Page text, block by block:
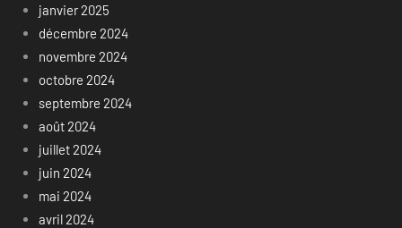
janvier 2025
décembre 2024
novembre 2024
octobre 2024
septembre 2024
août 2024
juillet 2024
juin 2024
mai 2024
avril 2024